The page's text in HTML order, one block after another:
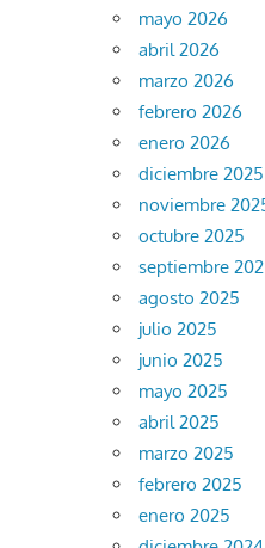
mayo 2026
abril 2026
marzo 2026
febrero 2026
enero 2026
diciembre 2025
noviembre
octubre 2025
septiembre
agosto 2025
julio 2025
junio 2025
mayo 2025
abril 2025
marzo 2025
febrero 2025
enero 2025